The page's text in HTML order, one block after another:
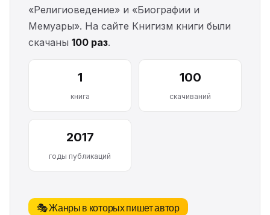
«Религиоведение» и «Биографии и
Мемуары». На сайте Книгизм книги были
скачаны 100 раз.
1
книга
100
скачиваний
2017
годы публикаций
🎭 Жанры в которых пишет автор